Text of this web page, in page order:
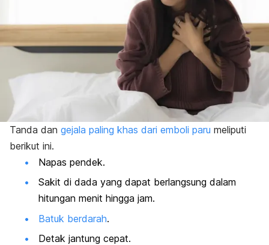
Tanda dan gejala paling khas dari emboli paru meliputi
berikut ini.
Napas pendek.
Sakit di dada yang dapat berlangsung dalam
hitungan menit hingga jam.
Batuk berdarah.
Detak jantung cepat.